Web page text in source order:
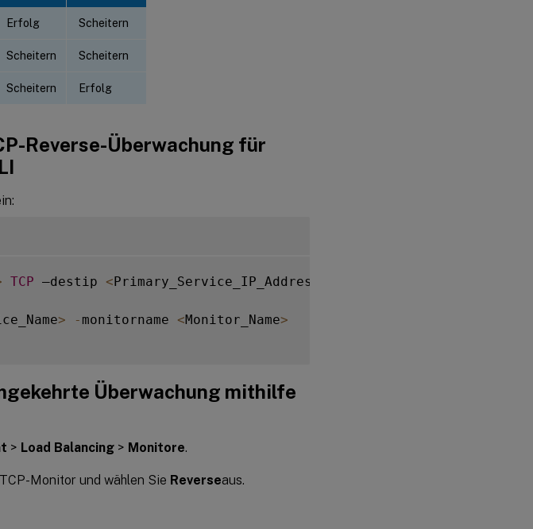
Erfolg Scheitern
Scheitern Scheitern
Scheitern Erfolg
Reverse-Überwachung für
TCP –destip <Primary_Service_IP_Address
> - monitorname <Monitor_Name>
Überwachung mithilfe
> Load Balancing > Monitore.
Monitor und wählen Sie Reverseaus.